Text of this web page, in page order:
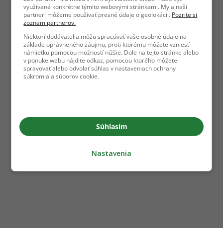
využívané konkrétne týmito webovými stránkami. My a naši
partneri môžeme používať presné údaje o geolokácii. Pozrite si
zoznam partnerov.
Niektorí dodávatelia môžu spracúvať vaše osobné údaje na
základe oprávneného záujmu, proti ktorému môžete vzniesť
námietku pomocou možností nižšie. Dole na tejto stránke alebo
v ponuke webu nájdite odkaz, pomocou ktorého môžete
spravovať alebo odvolať súhlas v nastaveniach ochrany
súkromia a súborov cookie.
Súhlasím
Nastavenia